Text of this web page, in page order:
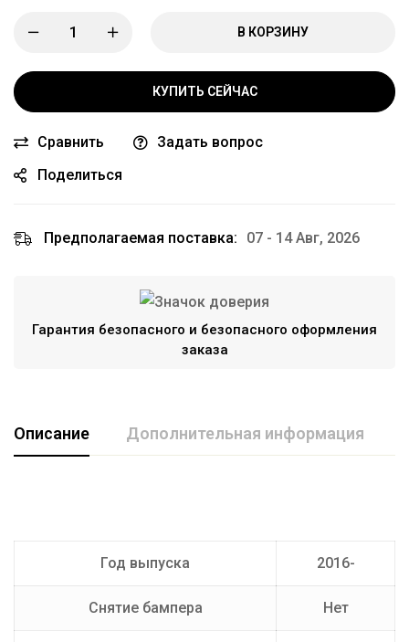
В КОРЗИНУ
КУПИТЬ СЕЙЧАС
Сравнить
Задать вопрос
Поделиться
Предполагаемая поставка: 07 - 14 Авг, 2026
Гарантия безопасного и безопасного оформления
заказа
Описание Дополнительная информация
Год выпуска 2016-
Снятие бампера Нет
Производитель
E